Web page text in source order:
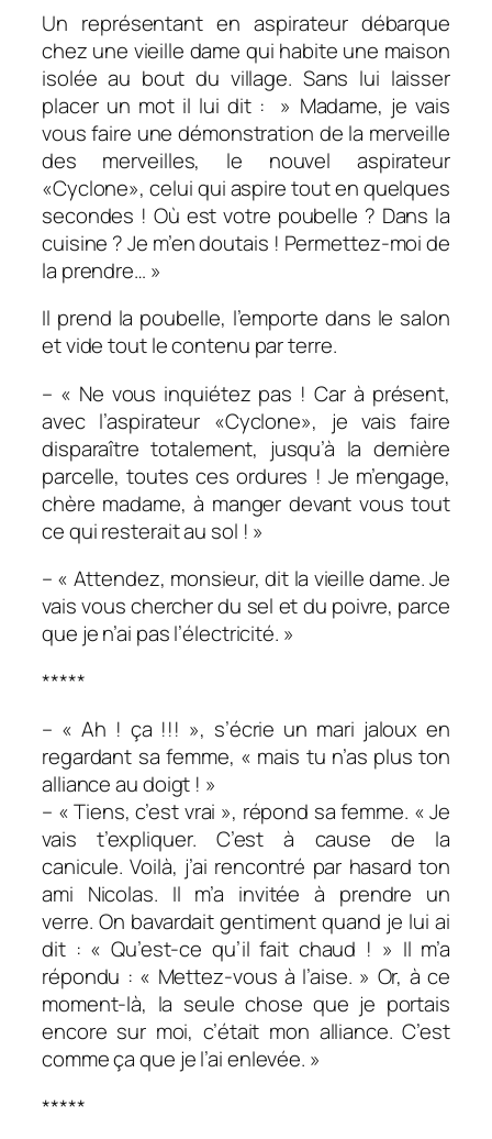
Un représentant en aspirateur débarque
chez une vieille dame qui habite une maison
isolée au bout du village. Sans lui laisser
placer un mot il lui dit : » Madame, je vais
vous faire une démonstration de la merveille
des merveilles, le nouvel aspirateur
«Cyclone», celui qui aspire tout en quelques
secondes ! Où est votre poubelle ? Dans la
cuisine ? Je m’en doutais ! Permettez-moi de
la prendre… »
Il prend la poubelle, l’emporte dans le salon
et vide tout le contenu par terre.
– « Ne vous inquiétez pas ! Car à présent,
avec l’aspirateur «Cyclone», je vais faire
disparaître totalement, jusqu’à la dernière
parcelle, toutes ces ordures ! Je m’engage,
chère madame, à manger devant vous tout
ce qui resterait au sol ! »
– « Attendez, monsieur, dit la vieille dame. Je
vais vous chercher du sel et du poivre, parce
que je n’ai pas l’électricité. »
*****
– « Ah ! ça !!! », s’écrie un mari jaloux en
regardant sa femme, « mais tu n’as plus ton
alliance au doigt ! »
– « Tiens, c’est vrai », répond sa femme. « Je
vais t’expliquer. C’est à cause de la
canicule. Voilà, j’ai rencontré par hasard ton
ami Nicolas. Il m’a invitée à prendre un
verre. On bavardait gentiment quand je lui ai
dit : « Qu’est-ce qu’il fait chaud ! » Il m’a
répondu : « Mettez-vous à l’aise. » Or, à ce
moment-là, la seule chose que je portais
encore sur moi, c’était mon alliance. C’est
comme ça que je l’ai enlevée. »
*****